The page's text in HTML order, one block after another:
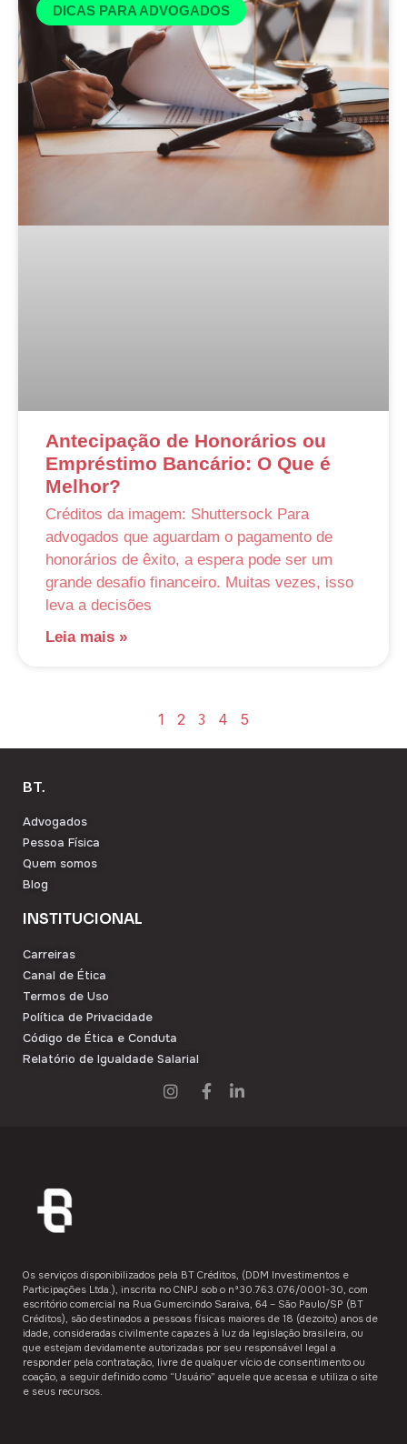
DICAS PARA ADVOGADOS
Antecipação de Honorários ou
Empréstimo Bancário: O Que é
Melhor?
Créditos da imagem: Shuttersock Para
advogados que aguardam o pagamento de
honorários de êxito, a espera pode ser um
grande desafio financeiro. Muitas vezes, isso
leva a decisões
Leia mais »
1 2 3 4 5
BT.
Advogados
Pessoa Física
Quem somos
Blog
INSTITUCIONAL
Carreiras
Canal de Ética
Termos de Uso
Política de Privacidade
Código de Ética e Conduta
Relatório de Igualdade Salarial
Os serviços disponibilizados pela ​BT Créditos,​ (DDM Investimentos e
Participações Ltda.), inscrita no CNPJ sob o nº30.763.076/0001-30, com
escritório comercial na Rua Gumercindo Saraiva, 64 – São Paulo/SP (BT
Créditos), são destinados a ​pessoas físicas maiores de 18 (dezoito) anos de
idade,​ consideradas civilmente capazes à luz da legislação brasileira, ou
que estejam devidamente autorizadas por seu responsável legal a
responder pela contratação, livre de qualquer vício de consentimento ou
coação, a seguir definido como “Usuário”​​ aquele que acessa e utiliza o site
e seus recursos.